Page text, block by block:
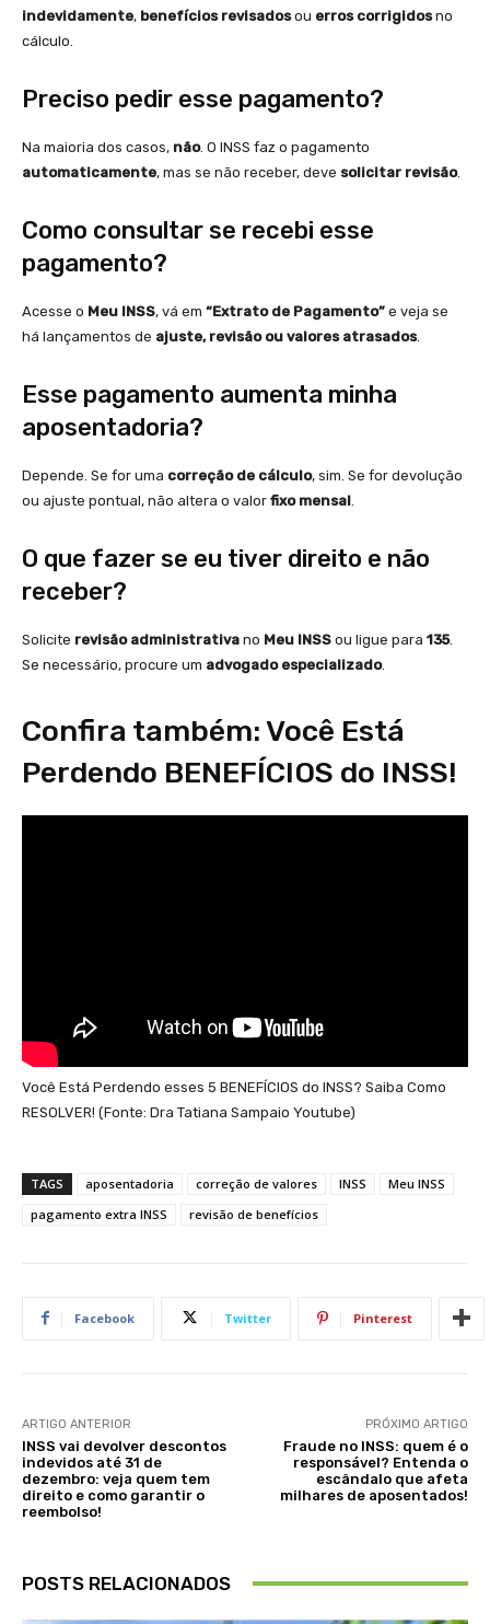
indevidamente, benefícios revisadosou erros corrigidosno
cálculo.
Preciso pedir esse pagamento?
Na maioria dos casos, não. O INSS faz o pagamento
automaticamente, mas se não receber, deve solicitar revisão.
Como consultar se recebi esse
pagamento?
Acesse o Meu INSS, vá em “Extrato de Pagamento” e veja se
há lançamentos de ajuste, revisão ou valores atrasados.
Esse pagamento aumenta minha
aposentadoria?
Depende. Se for uma correção de cálculo, sim. Se for devolução
ou ajuste pontual, não altera o valor fixo mensal.
O que fazer se eu tiver direito e não
receber?
Solicite revisão administrativa no Meu INSS ou ligue para 135.
Se necessário, procure um advogado especializado.
Confira também: Você Está
Perdendo BENEFÍCIOS do INSS!
Você Está Perdendo esses 5 BENEFÍCIOS do INSS? Saiba Como
RESOLVER! (Fonte: Dra Tatiana Sampaio Youtube)
TAGS aposentadoria correção de valores INSS
Meu INSS
pagamento extra INSS
revisão de benefícios
Facebook Twitter Pinterest
ARTIGO ANTERIOR
INSS vai devolver descontos
indevidos até 31 de
dezembro: veja quem tem
direito e como garantir o
reembolso!
PRÓXIMO ARTIGO
Fraude no INSS: quem é o
responsável? Entenda o
escândalo que afeta
milhares de aposentados!
POSTS RELACIONADOS